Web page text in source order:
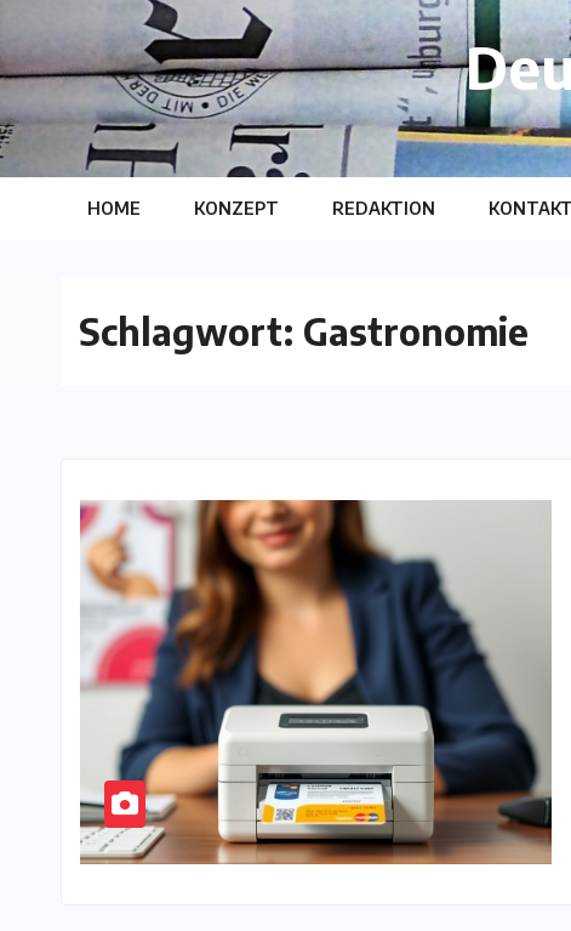
to
content
HOME KONZEPT REDAKTION KONTAKT
Schlagwort: Gastronomie